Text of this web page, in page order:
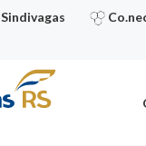
Sindivagas